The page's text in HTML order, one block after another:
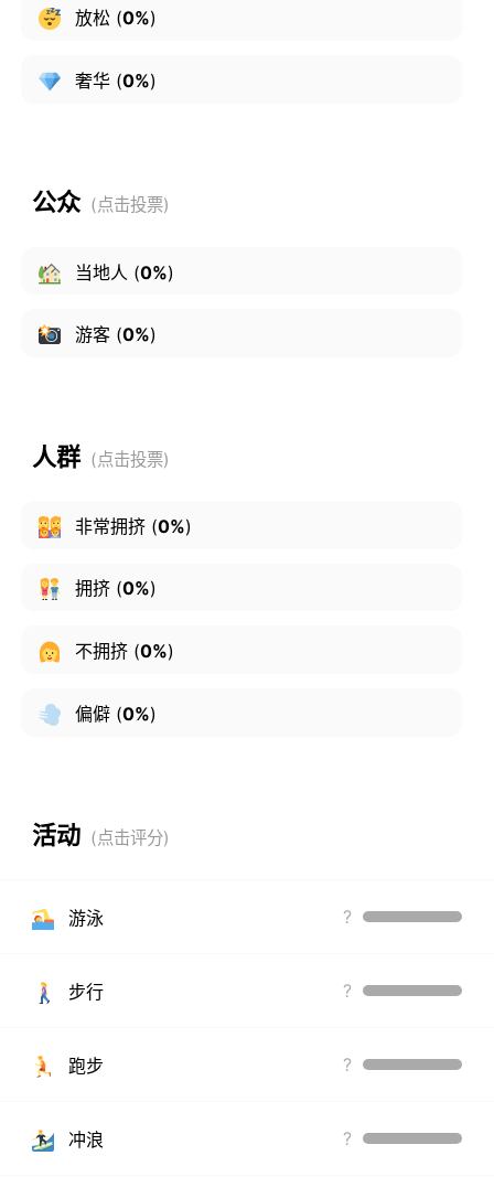
放松(0%)
奢华(0%)
公众
当地人 (0%)
游客(0%)
人群
非常拥挤(0%)
拥挤(0%)
不拥挤(0%)
偏僻(0%)
活动
游泳 ?
步行 ?
跑步 ?
冲浪 ?